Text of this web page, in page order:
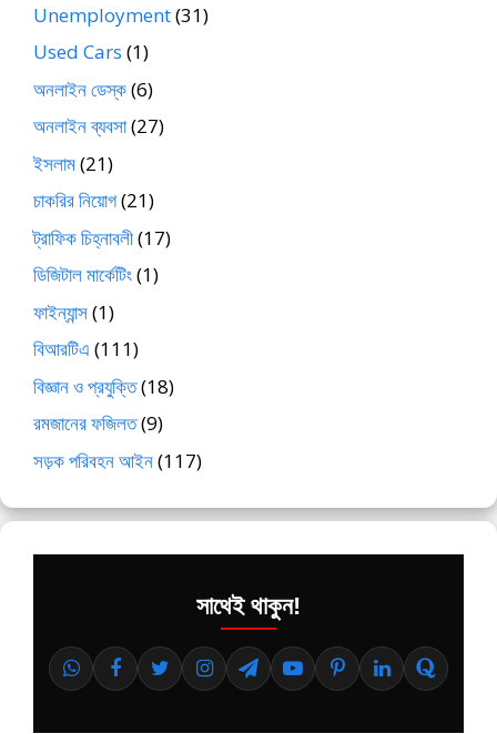
Unemployment(31)
Used Cars (1)
অনলাইন ডেস্ক(6)
অনলাইন ব্যবসা(27)
ইসলাম(21)
চাকরির নিয়োগ(21)
ট্রাফিক চিহ্নাবলী(17)
ডিজিটাল মার্কেটিং(1)
ফাইন্যান্স(1)
বিআরটিএ (111)
বিজ্ঞান ও প্রযুক্তি(18)
রমজানের ফজিলত(9)
সড়ক পরিবহন আইন(117)
সাথেই থাকুন!